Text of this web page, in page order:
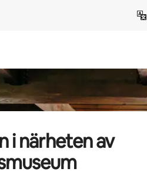
i närheten av